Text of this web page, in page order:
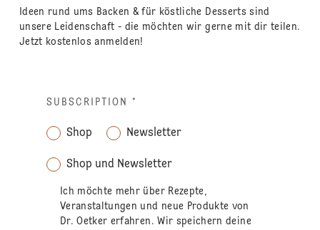
Ideen rund ums Backen & für köstliche Desserts sind
unsere Leidenschaft - die möchten wir gerne mit dir teilen.
Jetzt kostenlos anmelden!
SUBSCRIPTION *
Shop Newsletter
Shop und Newsletter
Ich möchte mehr über Rezepte,
Veranstaltungen und neue Produkte von
Dr. Oetker erfahren. Wir speichern deine